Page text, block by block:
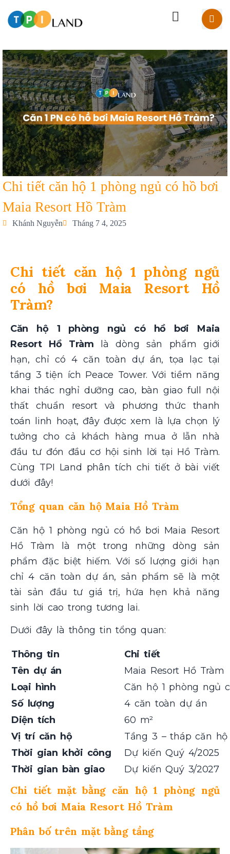
Chi tiết căn hộ 1 phòng ngủ có hồ bơi
Maia Resort Hồ Tràm
Khánh Nguyễn Tháng 7 4, 2025
Chi tiết căn hộ 1 phòng ngủ
có hồ bơi Maia Resort Hồ
Tràm?
Căn hộ 1 phòng ngủ có hồ bơi Maia
Resort Hồ Tràm là dòng sản phẩm giới
hạn, chỉ có 4 căn toàn dự án, tọa lạc tại
tầng 3 tiện ích Peace Tower. Với tiềm năng
khai thác nghỉ dưỡng cao, bàn giao full nội
thất chuẩn resort và phương thức thanh
toán linh hoạt, đây được xem là lựa chọn lý
tưởng cho cả khách hàng mua ở lẫn nhà
đầu tư đón đầu cơ hội sinh lời tại Hồ Tràm.
Cùng TPI Land phân tích chi tiết ở bài viết
dưới đây!
Tổng quan căn hộ Maia Hồ Tràm
Căn hộ 1 phòng ngủ có hồ bơi Maia Resort
Hồ Tràm là một trong những dòng sản
phẩm đặc biệt hiếm. Với số lượng giới hạn
chỉ 4 căn toàn dự án, sản phẩm sẽ là một
tài sản đầu tư giá trị, hứa hẹn khả năng
sinh lời cao trong tương lai.
Dưới đây là thông tin tổng quan:
Thông tin
Chi tiết
Tên dự án
Maia Resort Hồ Tràm
Loại hình
Căn hộ 1 phòng ngủ
Số lượng
4 căn toàn dự án
Diện tích
60 m²
Vị trí căn hộ
Tầng 3 – tháp căn hộ
Thời gian khởi công
Dự kiến Quý 4/2025
Thời gian bàn giao
Dự kiến Quý 3/2027
Chi tiết mặt bằng căn hộ 1 phòng ngủ
có hồ bơi Maia Resort Hồ Tràm
Phân bố trên mặt bằng tầng